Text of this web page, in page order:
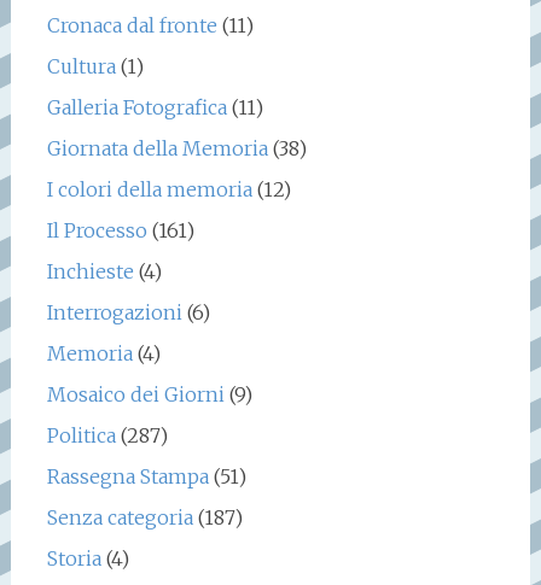
Cronaca dal fronte (11)
Cultura (1)
Galleria Fotografica (11)
Giornata della Memoria (38)
I colori della memoria (12)
Il Processo (161)
Inchieste (4)
Interrogazioni (6)
Memoria (4)
Mosaico dei Giorni (9)
Politica (287)
Rassegna Stampa (51)
Senza categoria (187)
Storia (4)